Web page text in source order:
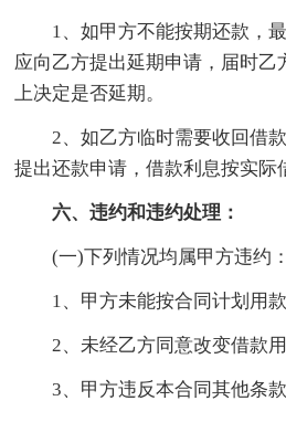
1、如甲方不能按期还款，
应向乙方提出延期申请，届时乙
上决定是否延期。
2、如乙方临时需要收回借
提出还款申请，借款利息按实际
六、违约和违约处理：
(一)下列情况均属甲方违约：
1、甲方未能按合同计划用
2、未经乙方同意改变借款
3、甲方违反本合同其他条款